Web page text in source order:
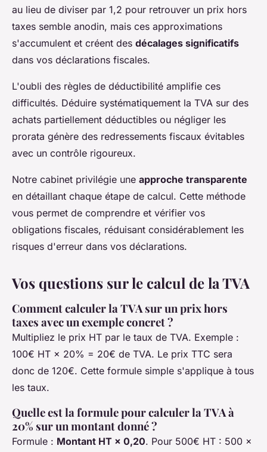
au lieu de diviser par 1,2 pour retrouver un prix hors
taxes semble anodin, mais ces approximations
s'accumulent et créent des décalages significatifs
dans vos déclarations fiscales.
L'oubli des règles de déductibilité amplifie ces
difficultés. Déduire systématiquement la TVA sur des
achats partiellement déductibles ou négliger les
prorata génère des redressements fiscaux évitables
avec un contrôle rigoureux.
Notre cabinet privilégie une approche transparente
en détaillant chaque étape de calcul. Cette méthode
vous permet de comprendre et vérifier vos
obligations fiscales, réduisant considérablement les
risques d'erreur dans vos déclarations.
Vos questions sur le calcul de la TVA
Comment calculer la TVA sur un prix hors
taxes avec un exemple concret ?
Multipliez le prix HT par le taux de TVA. Exemple :
100€ HT × 20% = 20€ de TVA. Le prix TTC sera
donc de 120€. Cette formule simple s'applique à tous
les taux.
Quelle est la formule pour calculer la TVA à
20% sur un montant donné ?
Formule : Montant HT × 0,20. Pour 500€ HT : 500 ×